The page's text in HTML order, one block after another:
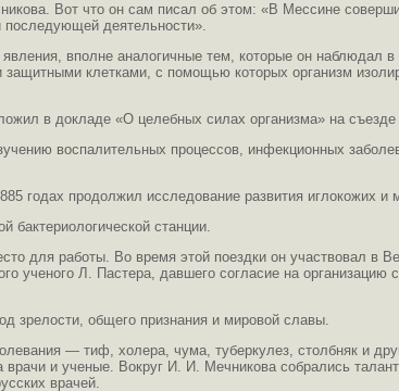
Вот что он сам писал об этом: «В Мессине
деятельности».
вполне аналогичные тем, которые он наблюдал
клетками, с помощью которых организм
в докладе «О целебных силах организма» на
воспалительных процессов, инфекционных
годах продолжил исследование развития иглокожих и
бактериологической станции.
для работы. Во время этой поездки он участвовал в
ученого Л. Пастера, давшего согласие на
зрелости, общего признания и мировой славы.
— тиф, холера, чума, туберкулез, столбняк и
и ученые. Вокруг И. И. Мечникова собрались
врачей.